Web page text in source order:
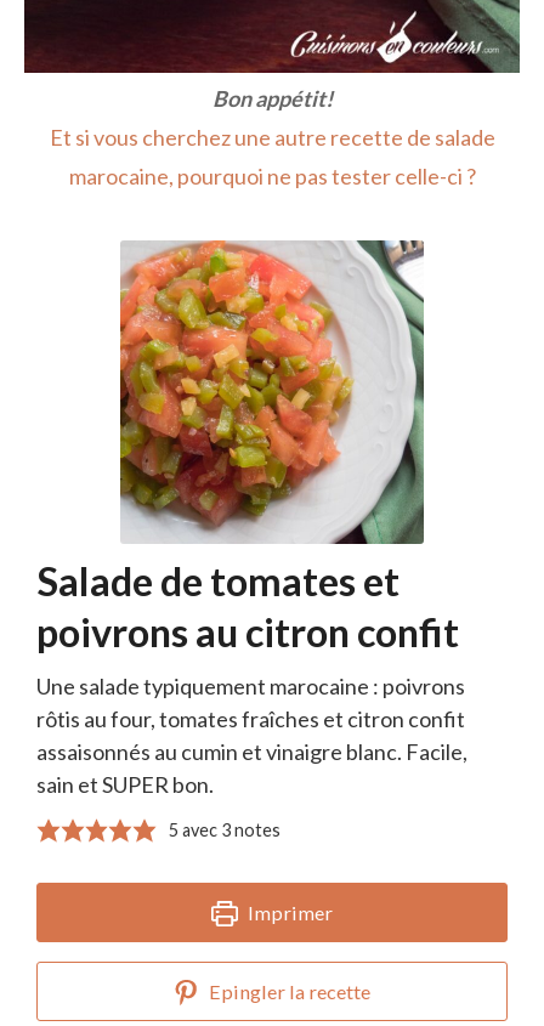
Bon appétit!
Et si vous cherchez une autre recette de salade
marocaine, pourquoi ne pas tester celle-ci ?
Salade de tomates et
poivrons au citron confit
Une salade typiquement marocaine : poivrons
rôtis au four, tomates fraîches et citron confit
assaisonnés au cumin et vinaigre blanc. Facile,
sain et SUPER bon.
5 avec 3notes
Imprimer
Epingler la recette